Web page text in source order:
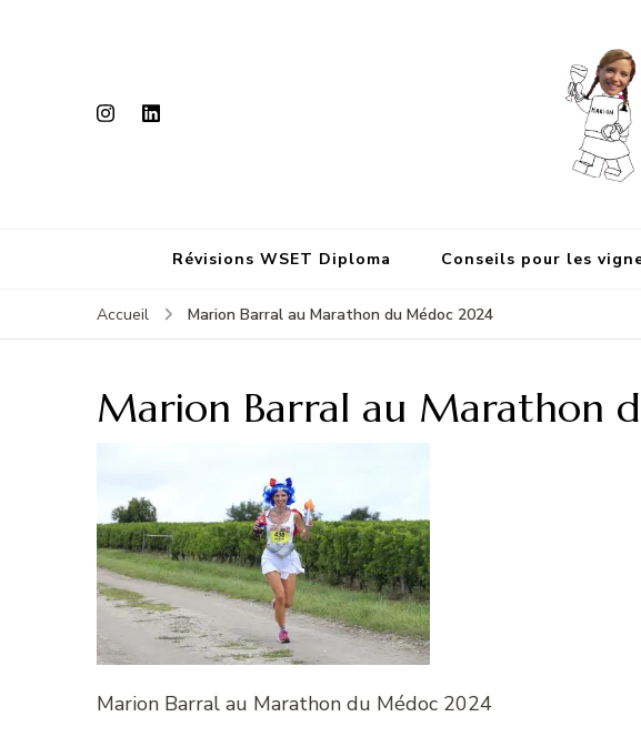
Révisions WSET Diploma Conseils pour les
Accueil Marion Barral au Marathon du Médoc 2024
Marion Barral au Marathon
Marion Barral au Marathon du Médoc 2024